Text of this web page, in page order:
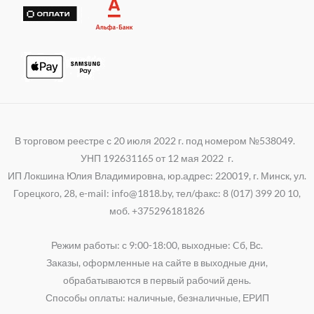
В торговом реестре с 20 июля 2022 г. под номером №538049.
УНП 192631165 от 12 мая 2022 г.
ИП Локшина Юлия Владимировна, юр.адрес: 220019, г. Минск, ул.
Горецкого, 28, e-mail: info@1818.by, тел/факс: 8 (017) 399 20 10,
моб. +375296181826
Режим работы: с 9:00-18:00, выходные: Cб, Вс.
Заказы, оформленные на сайте в выходные дни,
обрабатываются в первый рабочий день.
Способы оплаты: наличные, безналичные, ЕРИП